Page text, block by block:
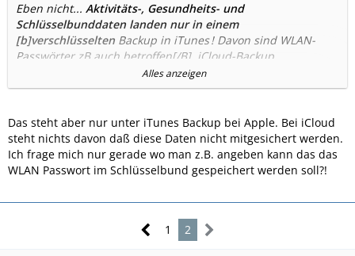
Eben nicht... Aktivitäts-, Gesundheits- und
Schlüsselbunddaten landen nur in einem
[b]verschlüsselten Backup in iTunes! Davon sind WLAN-
Passwörter zB auch betroffen[/B]. iCloud-Backup
funktioniert gut, am Anfang dauert es eben etwas, danach
werden nur noch Änderungen gesichert. Fotomediathek
o.ä. im Einsatz hat. Nutzt man einen Passwortmanager wie
1Password, ist man auch schnell wieder mit den gewohnten
WLAN-Netzen verbunden...aberApps werden nicht
gesichert, sondern aus dem App_Store heruntergeladen. Ist
verfügbar kann sie leider auch nicht mehr wiederhergestellt
Daten gespeichert sind, aber ohne App bringt das dann
Alles anzeigen
Das steht aber nur unter iTunes Backup bei Apple. Bei iCloud
steht nichts davon daß diese Daten nicht mitgesichert werden.
Ich frage mich nur gerade wo man z.B. angeben kann das das
WLAN Passwort im Schlüsselbund gespeichert werden soll?!
1 2